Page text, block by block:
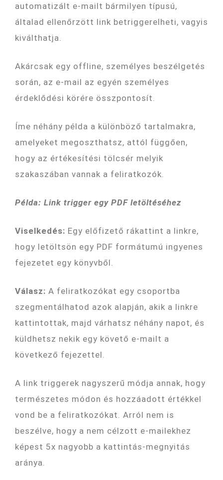
automatizált e-mailt bármilyen típusú,
általad ellenőrzött link betriggerelheti, vagyis
kiválthatja.
Akárcsak egy offline, személyes beszélgetés
során, az e-mail az egyén személyes
érdeklődési körére összpontosít.
Íme néhány példa a különböző tartalmakra,
amelyeket megoszthatsz, attól függően,
hogy az értékesítési tölcsér melyik
szakaszában vannak a feliratkozók.
Példa: Link trigger egy PDF letöltéséhez
Viselkedés: Egy előfizető rákattint a linkre,
hogy letöltsön egy PDF formátumú ingyenes
fejezetet egy könyvből.
Válasz: A feliratkozókat egy csoportba
szegmentálhatod azok alapján, akik a linkre
kattintottak, majd várhatsz néhány napot, és
küldhetsz nekik egy követő e-mailt a
következő fejezettel.
A link triggerek nagyszerű módja annak, hogy
természetes módon és hozzáadott értékkel
vond be a feliratkozókat. Arról nem is
beszélve, hogy a nem célzott e-mailekhez
képest 5x nagyobb a kattintás-megnyitás
aránya.